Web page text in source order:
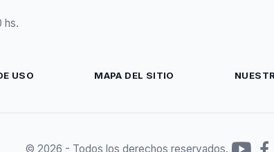
hs.
USO MAPA DEL SITIO
© 2026 - Todos los derechos reservados.